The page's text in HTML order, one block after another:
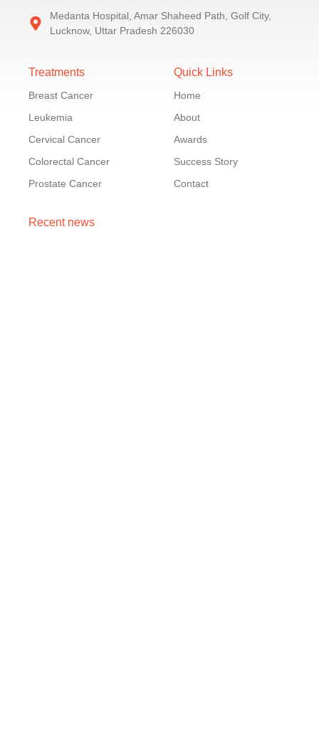
Medanta Hospital, Amar Shaheed Path, Golf City,
Lucknow, Uttar Pradesh 226030
Treatments
Breast Cancer
Leukemia
Cervical Cancer
Colorectal Cancer
Prostate Cancer
Quick Links
Home
About
Awards
Success Story
Contact
Recent news